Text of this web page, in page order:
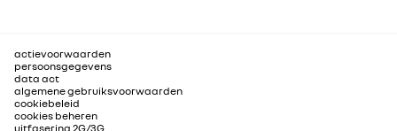
actievoorwaarden
persoonsgegevens
data act
algemene gebruiksvoorwaarden
cookiebeleid
cookies beheren
uitfasering 2G/3G